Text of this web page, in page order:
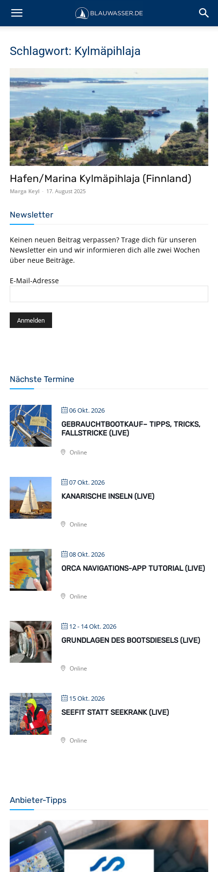
Schlagwort: Kylmäpihlaja
Hafen/Marina Kylmäpihlaja (Finnland)
Marga Keyl - 17. August 2025
Newsletter
Keinen neuen Beitrag verpassen? Trage dich für unseren
Newsletter ein und wir informieren dich alle zwei Wochen
über neue Beiträge.
E-Mail-Adresse
Nächste Termine
06 Okt. 2026
GEBRAUCHTBOOTKAUF– TIPPS, TRICKS,
FALLSTRICKE (LIVE)
Online
07 Okt. 2026
KANARISCHE INSELN (LIVE)
Online
08 Okt. 2026
ORCA NAVIGATIONS-APP TUTORIAL (LIVE)
Online
12 - 14 Okt. 2026
GRUNDLAGEN DES BOOTSDIESELS (LIVE)
Online
15 Okt. 2026
SEEFIT STATT SEEKRANK (LIVE)
Online
Anbieter-Tipps